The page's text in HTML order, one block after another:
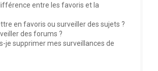
entre les favoris et la
en favoris ou surveiller des sujets ?
des forums ?
je supprimer mes surveillances de